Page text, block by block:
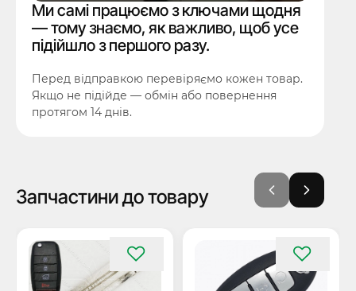
Ми самі працюємо з ключами щодня
— тому знаємо, як важливо, щоб усе
підійшло з першого разу.
Перед відправкою перевіряємо кожен товар.
Якщо не підійде — обмін або повернення
протягом 14 днів.
Запчастини до товару